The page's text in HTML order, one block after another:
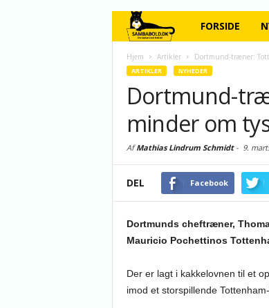
FORSIDE
Hjem Artikler Dortmund-træner:
ARTIKLER NYHEDER
Dortmund-
minder om
AfMathias Lindrum Schmidt- 9.
DEL Facebook
Dortmunds cheftræner,
Mauricio Pochettinos
Der er lagt i kakkelovnen til et
imod et storspillende